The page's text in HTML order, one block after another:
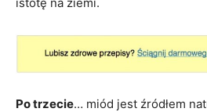
Po trzecie… miód jest źródłem